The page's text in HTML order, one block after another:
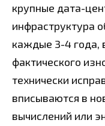
крупные дата-
инфраструктура
каждые 3-4 года,
фактического
технически
вписываются в
вычислений или